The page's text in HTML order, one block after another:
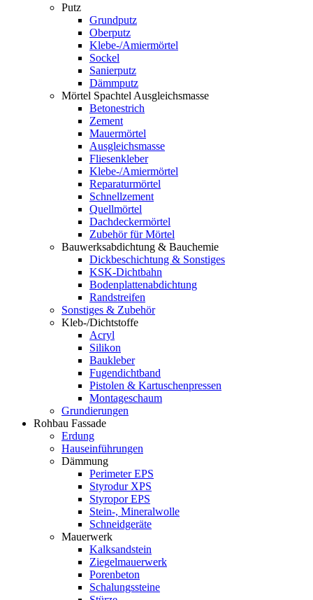
Putz
Grundputz
Oberputz
Klebe-/Amiermörtel
Sockel
Sanierputz
Dämmputz
Mörtel Spachtel Ausgleichsmasse
Betonestrich
Zement
Mauermörtel
Ausgleichsmasse
Fliesenkleber
Klebe-/Amiermörtel
Reparaturmörtel
Schnellzement
Quellmörtel
Dachdeckermörtel
Zubehör für Mörtel
Bauwerksabdichtung & Bauchemie
Dickbeschichtung & Sonstiges
KSK-Dichtbahn
Bodenplattenabdichtung
Randstreifen
Sonstiges & Zubehör
Kleb-/Dichtstoffe
Acryl
Silikon
Baukleber
Fugendichtband
Pistolen & Kartuschenpressen
Montageschaum
Grundierungen
Rohbau Fassade
Erdung
Hauseinführungen
Dämmung
Perimeter EPS
Styrodur XPS
Styropor EPS
Stein-, Mineralwolle
Schneidgeräte
Mauerwerk
Kalksandstein
Ziegelmauerwerk
Porenbeton
Schalungssteine